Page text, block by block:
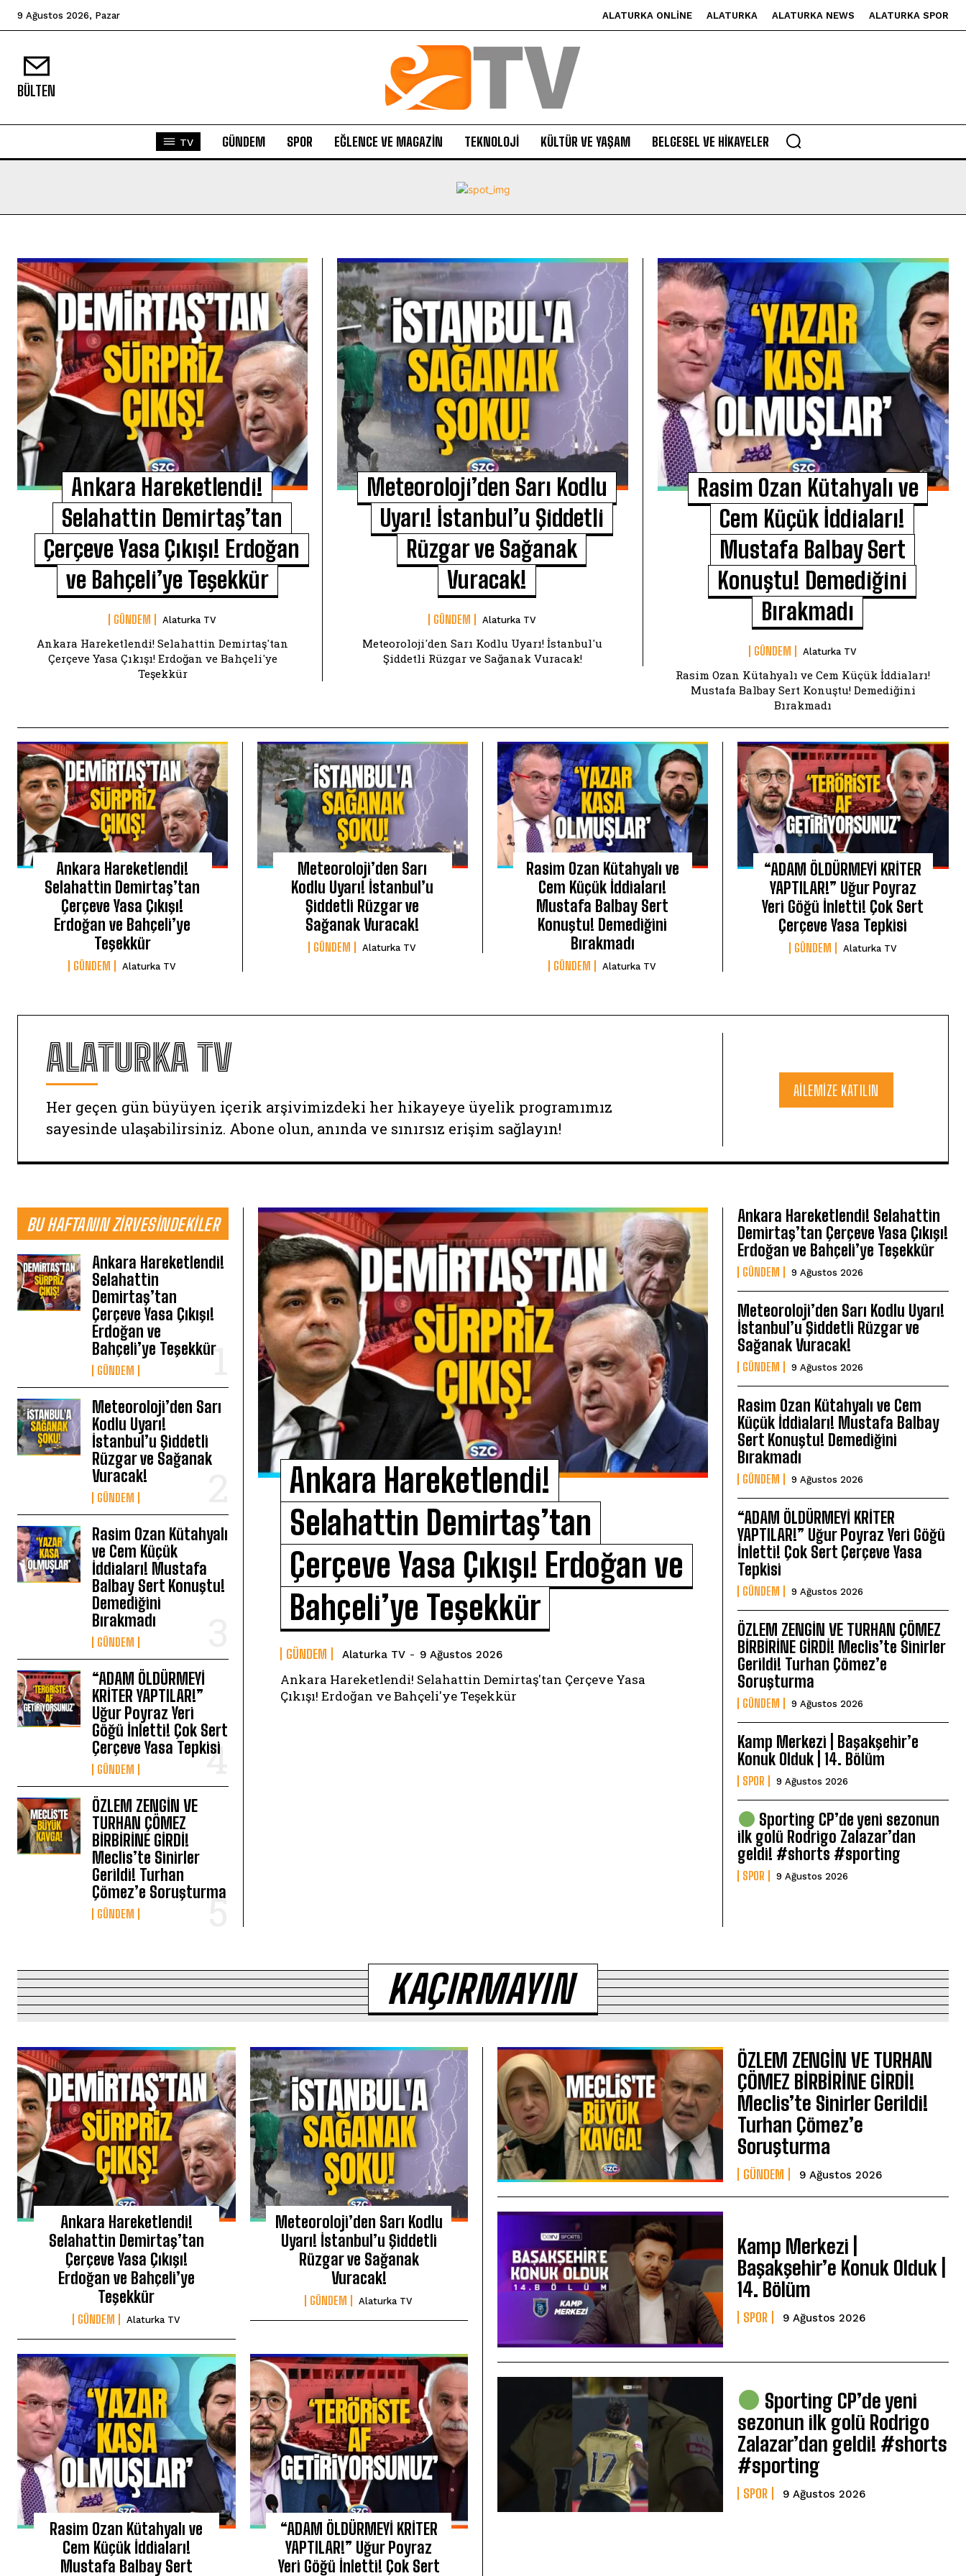
9 Ağustos 2026, Pazar ALATURKA ONLINE ALATURKA ALATURKA NEWS ALATURKA SPOR
BÜLTEN
TV GÜNDEM SPOR EĞLENCE VE MAGAZIN TEKNOLOJI KÜLTÜR VE YAŞAM BELGESEL VE HIKAYELER
Ankara Hareketlendi!
Selahattin Demirtaş’tan
Çerçeve Yasa Çıkışı! Erdoğan
ve Bahçeli’ye Teşekkür
GÜNDEM Alaturka TV
Ankara Hareketlendi! Selahattin Demirtaş'tan
Çerçeve Yasa Çıkışı! Erdoğan ve Bahçeli'ye
Teşekkür
Meteoroloji’den Sarı Kodlu
Uyarı! İstanbul’u Şiddetli
Rüzgar ve Sağanak
Vuracak!
GÜNDEM Alaturka TV
Meteoroloji'den Sarı Kodlu Uyarı! İstanbul'u
Şiddetli Rüzgar ve Sağanak Vuracak!
Rasim Ozan Kütahyalı ve
Cem Küçük İddiaları!
Mustafa Balbay Sert
Konuştu! Demediğini
Bırakmadı
GÜNDEM Alaturka TV
Rasim Ozan Kütahyalı ve Cem Küçük İddiaları!
Mustafa Balbay Sert Konuştu! Demediğini
Bırakmadı
Ankara Hareketlendi!
Selahattin Demirtaş’tan
Çerçeve Yasa Çıkışı!
Erdoğan ve Bahçeli’ye
Teşekkür
GÜNDEM Alaturka TV
Meteoroloji’den Sarı
Kodlu Uyarı! İstanbul’u
Şiddetli Rüzgar ve
Sağanak Vuracak!
GÜNDEM Alaturka TV
Rasim Ozan Kütahyalı ve
Cem Küçük İddiaları!
Mustafa Balbay Sert
Konuştu! Demediğini
Bırakmadı
GÜNDEM Alaturka TV
“ADAM ÖLDÜRMEYİ KRİTER
YAPTILAR!” Uğur Poyraz
Yeri Göğü İnletti! Çok Sert
Çerçeve Yasa Tepkisi
GÜNDEM Alaturka TV
ALATURKA TV
Her geçen gün büyüyen içerik arşivimizdeki her hikayeye üyelik programımız
sayesinde ulaşabilirsiniz. Abone olun, anında ve sınırsız erişim sağlayın!
AILEMIZE KATILIN
BU HAFTANIN ZIRVESINDEKILER
Ankara Hareketlendi!
Selahattin
Demirtaş’tan
Çerçeve Yasa Çıkışı!
Erdoğan ve
Bahçeli’ye Teşekkür
GÜNDEM
Meteoroloji’den Sarı
Kodlu Uyarı!
İstanbul’u Şiddetli
Rüzgar ve Sağanak
Vuracak!
GÜNDEM
Rasim Ozan Kütahyalı
ve Cem Küçük
İddiaları! Mustafa
Balbay Sert Konuştu!
Demediğini
Bırakmadı
GÜNDEM
“ADAM ÖLDÜRMEYİ
KRİTER YAPTILAR!”
Uğur Poyraz Yeri
Göğü İnletti! Çok Sert
Çerçeve Yasa Tepkisi
GÜNDEM
ÖZLEM ZENGİN VE
TURHAN ÇÖMEZ
BİRBİRİNE GİRDİ!
Meclis’te Sinirler
Gerildi! Turhan
Çömez’e Soruşturma
GÜNDEM
Ankara Hareketlendi!
Selahattin Demirtaş’tan
Çerçeve Yasa Çıkışı! Erdoğan ve
Bahçeli’ye Teşekkür
GÜNDEM Alaturka TV - 9 Ağustos 2026
Ankara Hareketlendi! Selahattin Demirtaş'tan Çerçeve Yasa
Çıkışı! Erdoğan ve Bahçeli'ye Teşekkür
Ankara Hareketlendi! Selahattin
Demirtaş’tan Çerçeve Yasa Çıkışı!
Erdoğan ve Bahçeli’ye Teşekkür
GÜNDEM 9 Ağustos 2026
Meteoroloji’den Sarı Kodlu Uyarı!
İstanbul’u Şiddetli Rüzgar ve
Sağanak Vuracak!
GÜNDEM 9 Ağustos 2026
Rasim Ozan Kütahyalı ve Cem
Küçük İddiaları! Mustafa Balbay
Sert Konuştu! Demediğini
Bırakmadı
GÜNDEM 9 Ağustos 2026
“ADAM ÖLDÜRMEYİ KRİTER
YAPTILAR!” Uğur Poyraz Yeri Göğü
İnletti! Çok Sert Çerçeve Yasa
Tepkisi
GÜNDEM 9 Ağustos 2026
ÖZLEM ZENGİN VE TURHAN ÇÖMEZ
BİRBİRİNE GİRDİ! Meclis’te Sinirler
Gerildi! Turhan Çömez’e
Soruşturma
GÜNDEM 9 Ağustos 2026
Kamp Merkezi | Başakşehir’e
Konuk Olduk | 14. Bölüm
SPOR 9 Ağustos 2026
Sporting CP’de yeni sezonun
ilk golü Rodrigo Zalazar’dan
geldi! #shorts #sporting
SPOR 9 Ağustos 2026
KAÇIRMAYIN
Ankara Hareketlendi!
Selahattin Demirtaş’tan
Çerçeve Yasa Çıkışı!
Erdoğan ve Bahçeli’ye
Teşekkür
GÜNDEM Alaturka TV
Meteoroloji’den Sarı Kodlu
Uyarı! İstanbul’u Şiddetli
Rüzgar ve Sağanak
Vuracak!
GÜNDEM Alaturka TV
Rasim Ozan Kütahyalı ve
Cem Küçük İddiaları!
Mustafa Balbay Sert
“ADAM ÖLDÜRMEYİ KRİTER
YAPTILAR!” Uğur Poyraz
Yeri Göğü İnletti! Çok Sert
ÖZLEM ZENGİN VE TURHAN
ÇÖMEZ BİRBİRİNE GİRDİ!
Meclis’te Sinirler Gerildi!
Turhan Çömez’e
Soruşturma
GÜNDEM 9 Ağustos 2026
Kamp Merkezi |
Başakşehir’e Konuk Olduk |
14. Bölüm
SPOR 9 Ağustos 2026
Sporting CP’de yeni
sezonun ilk golü Rodrigo
Zalazar’dan geldi! #shorts
#sporting
SPOR 9 Ağustos 2026